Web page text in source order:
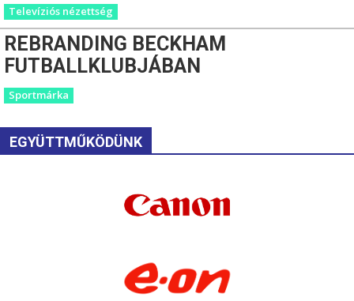
Televíziós nézettség
REBRANDING BECKHAM
FUTBALLKLUBJÁBAN
Sportmárka
EGYÜTTMŰKÖDÜNK